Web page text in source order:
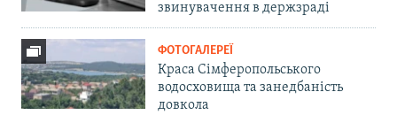
звинувачення в держзраді
ФОТОГАЛЕРЕЇ
Краса Сімферопольського
водосховища та занедбаність
довкола